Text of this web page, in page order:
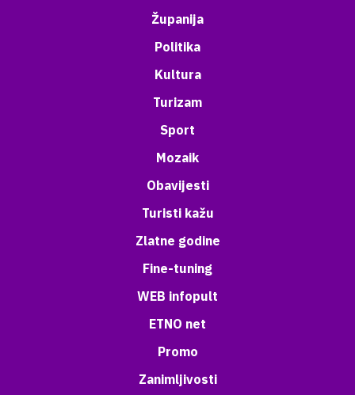
Županija
Politika
Kultura
Turizam
Sport
Mozaik
Obavijesti
Turisti kažu
Zlatne godine
Fine-tuning
WEB infopult
ETNO net
Promo
Zanimljivosti